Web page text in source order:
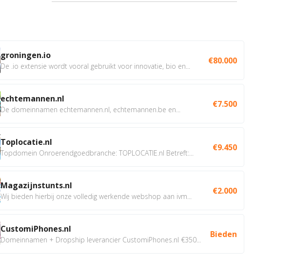
groningen.io
De .io extensie wordt vooral gebruikt voor innovatie, bio en...
€80.000
echtemannen.nl
De domeinnamen echtemannen.nl, echtemannen.be en...
€7.500
Toplocatie.nl
Topdomein Onroerendgoedbranche: TOPLOCATIE.nl Betreft:...
€9.450
Magazijnstunts.nl
Wij bieden hierbij onze volledig werkende webshop aan ivm...
€2.000
CustomiPhones.nl
Domeinnamen + Dropship leverancier CustomiPhones.nl €350...
Bieden